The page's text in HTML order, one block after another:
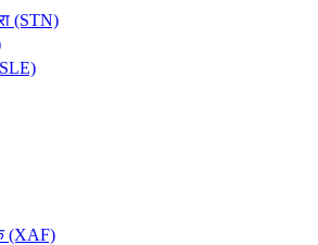
(STN)
(XAF)